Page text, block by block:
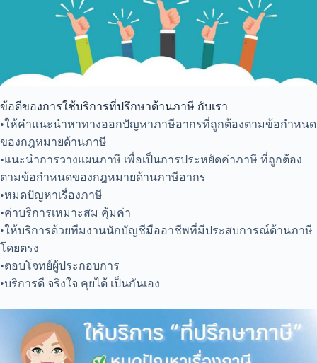
ข้อดีของการใช้บริการที่ปรึกษาด้านภาษี กับเรา
•ให้คำแนะนำหาทางออกปัญหาภาษีอากรที่ถูกต้องตามข้อกำหนด
ของกฎหมายด้านภาษี
•แนะนำการวางแผนภาษี เพื่อเป็นการประหยัดค่าภาษี ที่ถูกต้อง
ตามข้อกำหนดของกฎหมายด้านภาษีอากร
•หมดปัญหาเรื่องภาษี
•ค่าบริการเหมาะสม คุ้มค่า
•ให้บริการด้วยทีมงานนักบัญชีมืออาชีพที่มีประสบการณ์ด้านภาษี
โดยตรง
•ตอบโจทย์ผู้ประกอบการ
•บริการดี จริงใจ คุยได้ เป็นกันเอง